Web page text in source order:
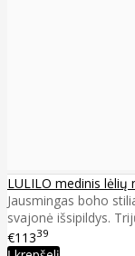
LULILO medinis lėlių
Jausmingas boho
svajonė išsipildys.
€11339